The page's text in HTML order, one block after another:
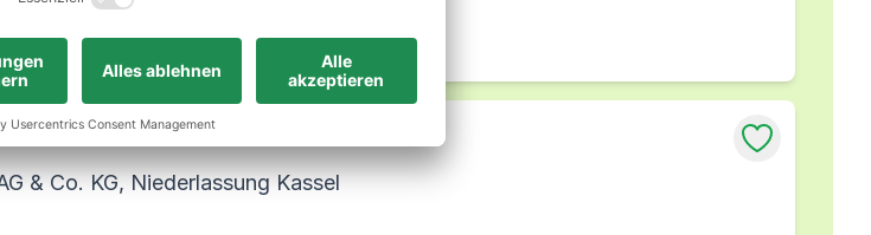
& Co. KG, Niederlassung Kassel
& Co. KG, Niederlassung Kassel